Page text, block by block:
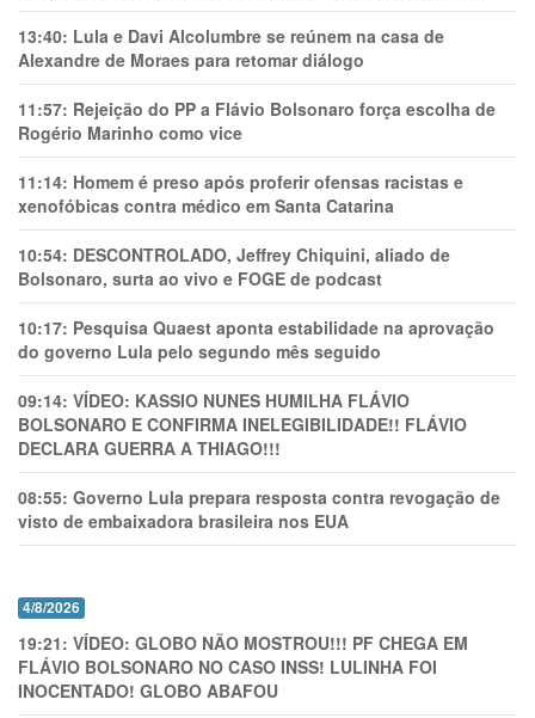
13:40: Lula e Davi Alcolumbre se reúnem na casa de
Alexandre de Moraes para retomar diálogo
11:57: Rejeição do PP a Flávio Bolsonaro força escolha de
Rogério Marinho como vice
11:14: Homem é preso após proferir ofensas racistas e
xenofóbicas contra médico em Santa Catarina
10:54: DESCONTROLADO, Jeffrey Chiquini, aliado de
Bolsonaro, surta ao vivo e FOGE de podcast
10:17: Pesquisa Quaest aponta estabilidade na aprovação
do governo Lula pelo segundo mês seguido
09:14: VÍDEO: KASSIO NUNES HUMlLHA FLÁVIO
BOLSONARO E CONFIRMA INELEGIBILIDADE!! FLÁVIO
DECLARA GUERRA A THIAGO!!!
08:55: Governo Lula prepara resposta contra revogação de
visto de embaixadora brasileira nos EUA
4/8/2026
19:21: VÍDEO: GLOBO NÃO MOSTROU!!! PF CHEGA EM
FLÁVIO BOLSONARO NO CASO INSS! LULINHA FOI
INOCENTADO! GLOBO ABAFOU